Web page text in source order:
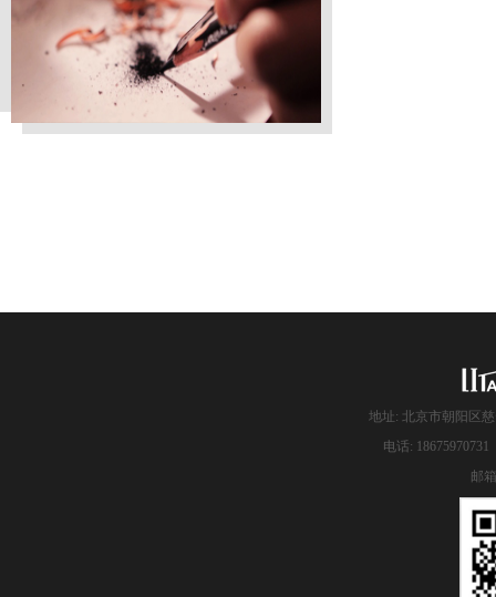
地址: 北京市朝阳区
电话:
邮